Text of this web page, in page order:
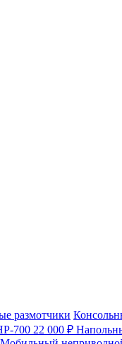
размотчики
700 22 000 ₽